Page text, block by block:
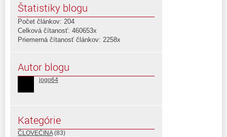
Štatistiky blogu
Počet článkov: 204
Celková čítanosť: 460653x
Priemerná čítanosť článkov: 2258x
Autor blogu
jogo64
Kategórie
ČLOVEČINA(83)